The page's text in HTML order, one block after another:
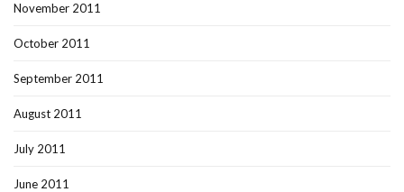
November 2011
October 2011
September 2011
August 2011
July 2011
June 2011